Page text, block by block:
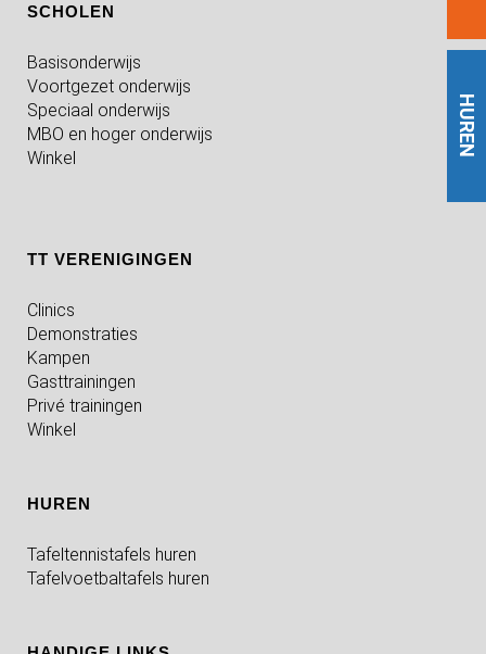
HUREN
SCHOLEN
Basisonderwijs
Voortgezet onderwijs
Speciaal onderwijs
MBO en hoger onderwijs
Winkel
TT VERENIGINGEN
Clinics
Demonstraties
Kampen
Gasttrainingen
Privé trainingen
Winkel
HUREN
Tafeltennistafels huren
Tafelvoetbaltafels huren